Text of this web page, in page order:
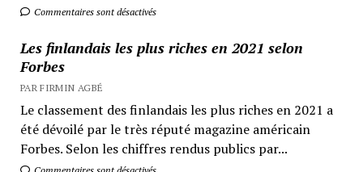
Commentaires sont désactivés
Les finlandais les plus riches en 2021 selon
Forbes
PAR FIRMIN AGBÉ
Le classement des finlandais les plus riches en 2021 a
été dévoilé par le très réputé magazine américain
Forbes. Selon les chiffres rendus publics par...